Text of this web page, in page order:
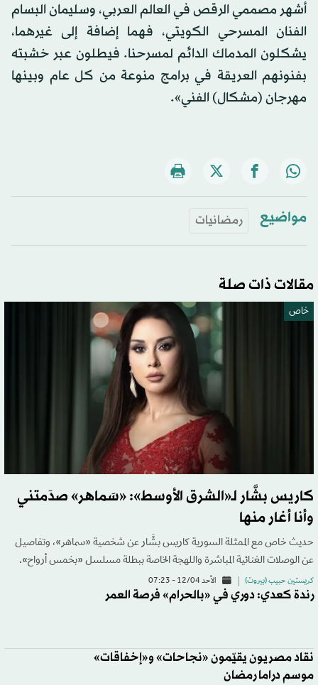
أشهر مصممي الرقص في العالم العربي، وسليمان البسام
الفنان المسرحي الكويتي، فهما إضافة إلى غيرهما،
يشكلون المدماك الدائم لمسرحنا. فيطلون عبر خشبته
بفنونهم العريقة في برامج منوعة من كل عام وبينها
مهرجان (مشكال) الفني».
مواضيع رمضانيات
مقالات ذات صلة
خاص
كاريس بشَّار لـ«الشرق الأوسط»: «سَماهر» صدَمتني
وأنا أغار منها
حديث خاص مع الممثلة السورية كاريس بشَّار عن شخصية «سماهر»، وتفاصيل
عن الوصلات الغنائية المباشرة واللهجة الخاصة ببطلة مسلسل «بخمس أرواح».
كريستين حبيب (بيروت) الأحد 12/04 - 07:23
رندة كعدي: دوري في «بالحرام» فرصة العمر
نقاد مصريون يقيّمون «نجاحات» و«إخفاقات»
موسم دراما رمضان